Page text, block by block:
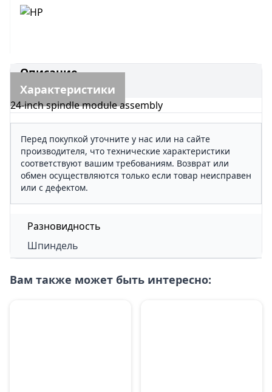
Описание
Характеристики
24-inch spindle module assembly
Перед покупкой уточните у нас или на сайте
производителя, что технические характеристики
соответствуют вашим требованиям. Возврат или
обмен осуществляются только если товар неисправен
или с дефектом.
Разновидность
Шпиндель
Вам также может быть интересно: